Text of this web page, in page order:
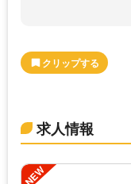
求人情報
NEW